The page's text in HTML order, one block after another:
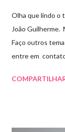
Olha que lindo o
João Guilherme.
Faço outros
entre em